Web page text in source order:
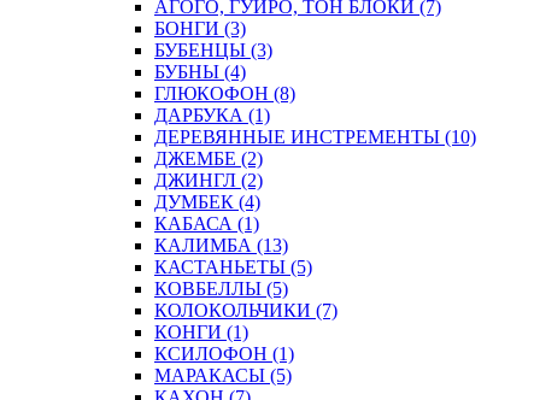
АГОГО, ГУИРО, ТОН БЛОКИ (7)
БОНГИ (3)
БУБЕНЦЫ (3)
БУБНЫ (4)
ГЛЮКОФОН (8)
ДАРБУКА (1)
ДЕРЕВЯННЫЕ ИНСТРЕМЕНТЫ (10)
ДЖЕМБЕ (2)
ДЖИНГЛ (2)
ДУМБЕК (4)
КАБАСА (1)
КАЛИМБА (13)
КАСТАНЬЕТЫ (5)
КОВБЕЛЛЫ (5)
КОЛОКОЛЬЧИКИ (7)
КОНГИ (1)
КСИЛОФОН (1)
МАРАКАСЫ (5)